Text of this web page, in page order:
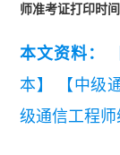
师准考证打印时
本文资料：
本】
【中级
级通信工程师